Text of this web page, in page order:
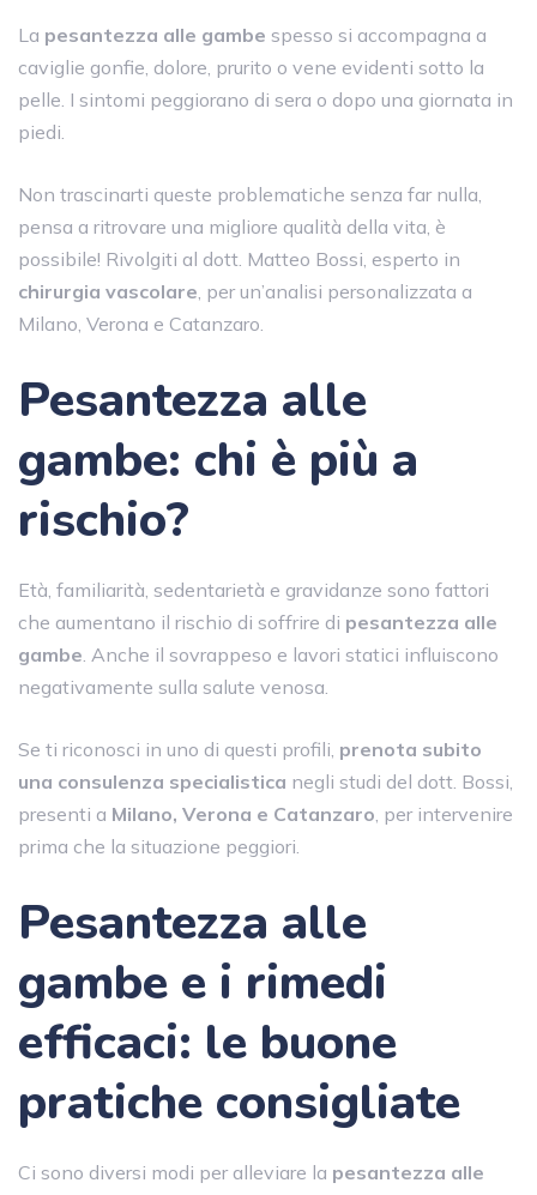
La pesantezza alle gambe spesso si accompagna a
caviglie gonfie, dolore, prurito o vene evidenti sotto la
pelle. I sintomi peggiorano di sera o dopo una giornata in
piedi.
Non trascinarti queste problematiche senza far nulla,
pensa a ritrovare una migliore qualità della vita, è
possibile! Rivolgiti al dott. Matteo Bossi, esperto in
chirurgia vascolare, per un’analisi personalizzata a
Milano, Verona e Catanzaro.
Pesantezza alle
gambe: chi è più a
rischio?
Età, familiarità, sedentarietà e gravidanze sono fattori
che aumentano il rischio di soffrire di pesantezza alle
gambe. Anche il sovrappeso e lavori statici influiscono
negativamente sulla salute venosa.
Se ti riconosci in uno di questi profili, prenota subito
una consulenza specialistica negli studi del dott. Bossi,
presenti a Milano, Verona e Catanzaro, per intervenire
prima che la situazione peggiori.
Pesantezza alle
gambe e i rimedi
efficaci: le buone
pratiche consigliate
Ci sono diversi modi per alleviare la pesantezza alle